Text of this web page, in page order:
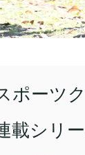
ポーツ
載シリー